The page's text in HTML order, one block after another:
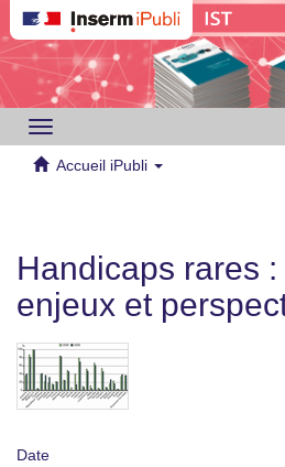
Toggle
navigation
Accueil iPubli
Handicaps rares
enjeux et
Date